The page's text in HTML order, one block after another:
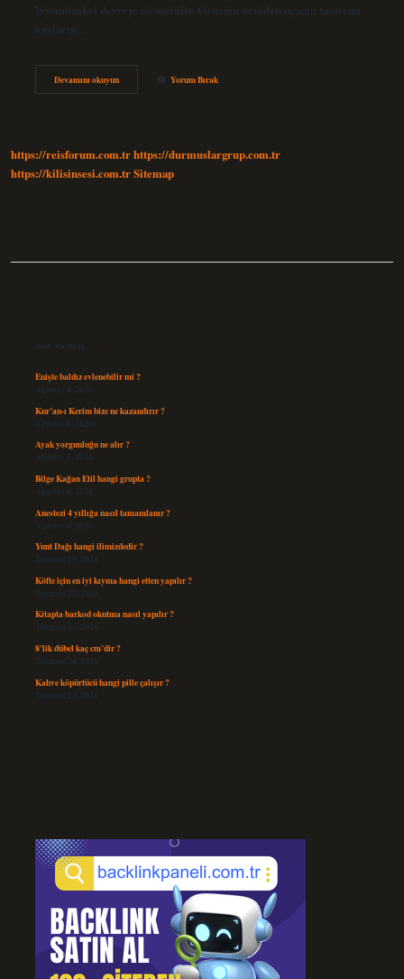
biyomimikri devreye girmelidir. Örneğin üretilen uçağın tasarımı
kuşların…
Devamını okuyunHelikopter
Hangi
Yorum Bırak
https://reisforum.com.trhttps://durmuslargrup.com.tr
https://kilisinsesi.com.trSitemap
Son Yazılar
Enişte baldız evlenebilir mi ?
Ağustos 6, 2026
Kur’an-ı Kerim bize ne kazandırır ?
Ağustos 6, 2026
Ayak yorgunluğu ne alır ?
Ağustos 5, 2026
Bilge Kağan Etil hangi grupta ?
Ağustos 4, 2026
Anestezi 4 yıllığa nasıl tamamlanır ?
Ağustos 4, 2026
Yunt Dağı hangi ilimizdedir ?
Temmuz 29, 2026
Köfte için en iyi kıyma hangi etten yapılır ?
Temmuz 27, 2026
Kitapta barkod okutma nasıl yapılır ?
Temmuz 25, 2026
8’lik dübel kaç cm’dir ?
Temmuz 24, 2026
Kahve köpürtücü hangi pille çalışır ?
Temmuz 23, 2026